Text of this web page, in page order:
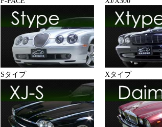
Sタイプ Xタイプ